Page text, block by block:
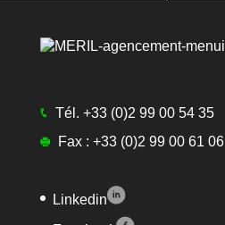
Tél. +33 (0)2 99 00 54 35
Fax : +33 (0)2 99 00 61 06
Linkedin